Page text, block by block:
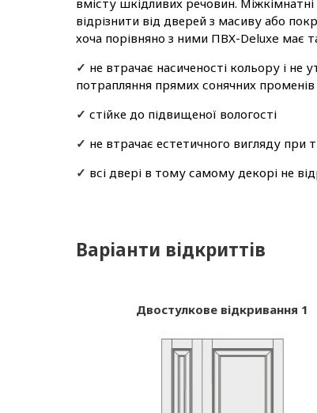
відрізнити від дверей з масиву або
хоча порівняно з ними ПВХ-Deluxe має
✓ не втрачає насиченості кольору і не
потрапляння прямих сонячних променів
✓ стійке до підвищеної вологості
✓ не втрачає естетичного вигляду при
✓ всі двері в тому самому декорі не
Варіанти відкриттів
Двостулкове відкривання 1